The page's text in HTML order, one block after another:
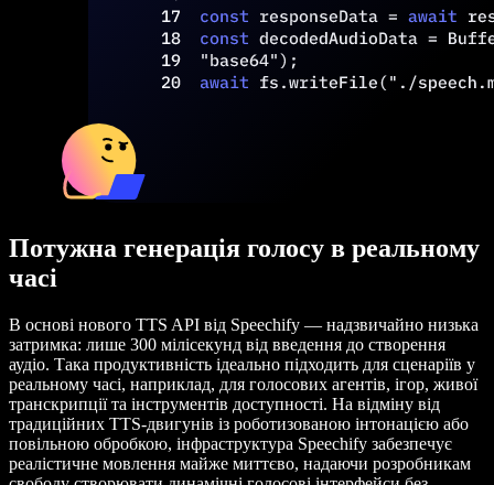
Потужна генерація голосу в реальному
часі
В основі нового TTS API від Speechify — надзвичайно низька
затримка: лише 300 мілісекунд від введення до створення
аудіо. Така продуктивність ідеально підходить для сценаріїв у
реальному часі, наприклад, для голосових агентів, ігор, живої
транскрипції та інструментів доступності. На відміну від
традиційних TTS-двигунів із роботизованою інтонацією або
повільною обробкою, інфраструктура Speechify забезпечує
реалістичне мовлення майже миттєво, надаючи розробникам